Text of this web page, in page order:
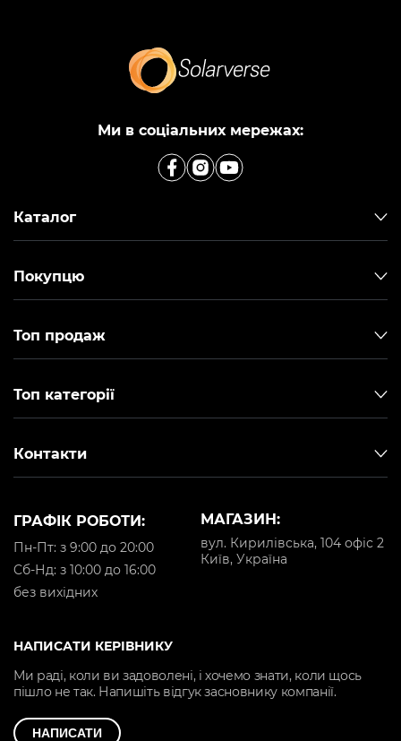
Ми в соціальних мережах:
Каталог
Покупцю
Топ продаж
Топ категорії
Контакти
МАГАЗИН:
вул. Кирилівська, 104 офіс 2
Київ, Україна
ГРАФІК РОБОТИ:
Пн-Пт: з 9:00 до 20:00
Cб-Нд: з 10:00 до 16:00
без вихідних
НАПИСАТИ КЕРІВНИКУ
Ми раді, коли ви задоволені, і хочемо знати, коли щось
пішло не так. Напишіть відгук засновнику компанії.
НАПИСАТИ